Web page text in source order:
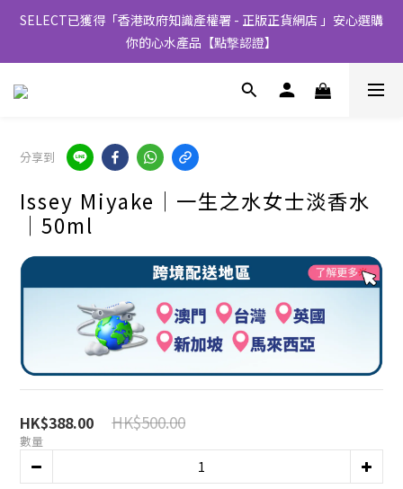
SELECT已獲得「香港政府知識產權署 - 正版正貨網店 」安心選購
你的心水產品【點撃認證】
分享到
Issey Miyake│一生之水女士淡香水
│50ml
HK$388.00 HK$500.00
數量